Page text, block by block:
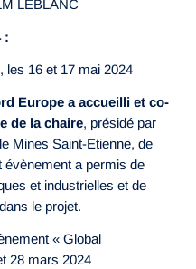
LEBLANC
:
les 16 et 17 mai 2024
Europe a accueilli et co-
de la chaire, présidé par
Mines Saint-Etienne, de
évènement a permis de
et industrielles et de
le projet.
« Global
28 mars 2024